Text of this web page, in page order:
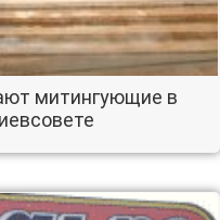
митингующие в